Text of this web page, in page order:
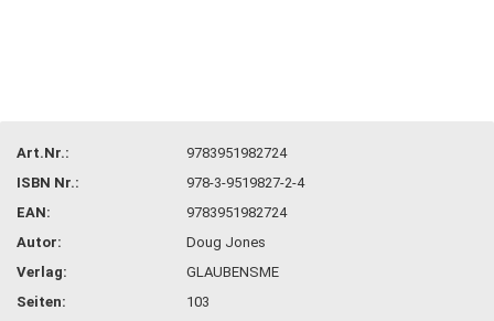
Art.Nr.:
9783951982724
ISBN Nr.:
978-3-9519827-2-4
EAN:
9783951982724
Autor:
Doug Jones
Verlag:
GLAUBENSME
Seiten:
103